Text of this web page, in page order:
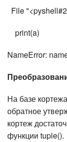
File
print(a)
NameError:
На базе
обратное
кортеж
функции tuple().